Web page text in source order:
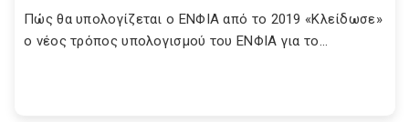
Πώς θα υπολογίζεται ο ΕΝΦΙΑ από το 2019 «Κλείδωσε»
ο νέος τρόπος υπολογισμού του ΕΝΦΙΑ για το...